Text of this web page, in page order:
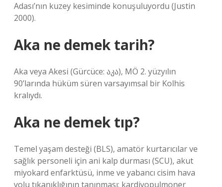
Adası’nın kuzey kesiminde konuşuluyordu (Justin
2000).
Aka ne demek tarih?
Aka veya Akesi (Gürcüce: აკა), MÖ 2. yüzyılın
90’larında hüküm süren varsayımsal bir Kolhis
kralıydı.
Aka ne demek tıp?
Temel yaşam desteği (BLS), amatör kurtarıcılar ve
sağlık personeli için ani kalp durması (SCU), akut
miyokard enfarktüsü, inme ve yabancı cisim hava
yolu tıkanıklığının tanınması; kardiyopulmoner